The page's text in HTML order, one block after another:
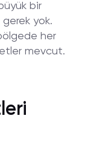
bir
gerek yok.
her
mevcut.